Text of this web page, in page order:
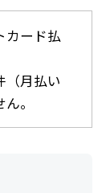
カード払
月払い
。